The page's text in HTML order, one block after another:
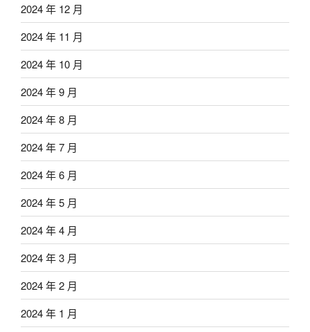
2024 年 12 月
2024 年 11 月
2024 年 10 月
2024 年 9 月
2024 年 8 月
2024 年 7 月
2024 年 6 月
2024 年 5 月
2024 年 4 月
2024 年 3 月
2024 年 2 月
2024 年 1 月